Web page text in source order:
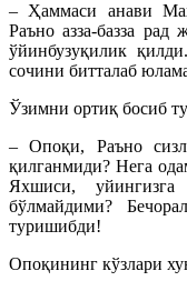
– Ҳаммаси анави
Раъно азза-базза
ўйинбузуқилик
сочини битталаб
Ўзимни ортиқ босиб
– Опоқи, Раъно
қилганмиди? Нега
Яхшиси, уйингизга
бўлмайдими?
туришибди!
Опоқининг кўзлари